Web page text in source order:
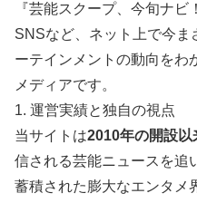
『芸能スクープ、今旬ナビ
SNSなど、ネット上で今ま
ーテインメントの動向をわ
メディアです。
1. 運営実績と独自の視点
当サイトは2010年の開設以
信される芸能ニュースを追
蓄積された膨大なエンタメ